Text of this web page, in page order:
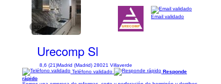
1/24
Urecomp Sl
8,6 (21)Madrid (Madrid) 28021 Villaverde
Email validado
Teléfono validado
Responde
rápido